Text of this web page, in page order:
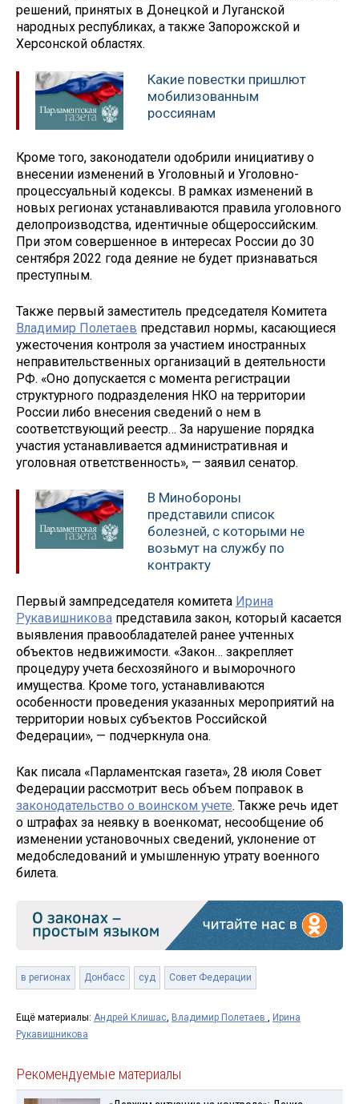
решений, принятых в Донецкой и Луганской
народных республиках, а также Запорожской и
Херсонской областях.
Какие повестки пришлют
мобилизованным
россиянам
Кроме того, законодатели одобрили инициативу о
внесении изменений в Уголовный и Уголовно-
процессуальный кодексы. В рамках изменений в
новых регионах устанавливаются правила уголовного
делопроизводства, идентичные общероссийским.
При этом совершенное в интересах России до 30
сентября 2022 года деяние не будет признаваться
преступным.
Также первый заместитель председателя Комитета
Владимир Полетаев представил нормы, касающиеся
ужесточения контроля за участием иностранных
неправительственных организаций в деятельности
РФ. «Оно допускается с момента регистрации
структурного подразделения НКО на территории
России либо внесения сведений о нем в
соответствующий реестр… За нарушение порядка
участия устанавливается административная и
уголовная ответственность», — заявил сенатор.
В Минобороны
представили список
болезней, с которыми не
возьмут на службу по
контракту
Первый зампредседателя комитета Ирина
Рукавишникова представила закон, который касается
выявления правообладателей ранее учтенных
объектов недвижимости. «Закон… закрепляет
процедуру учета бесхозяйного и выморочного
имущества. Кроме того, устанавливаются
особенности проведения указанных мероприятий на
территории новых субъектов Российской
Федерации», — подчеркнула она.
Как писала «Парламентская газета», 28 июля Совет
Федерации рассмотрит весь объем поправок в
законодательство о воинском учете. Также речь идет
о штрафах за неявку в военкомат, несообщение об
изменении установочных сведений, уклонение от
медобследований и умышленную утрату военного
билета.
в регионах Донбасс суд Совет Федерации
Ещё материалы: Андрей Клишас, Владимир Полетаев , Ирина
Рукавишникова
Рекомендуемые материалы